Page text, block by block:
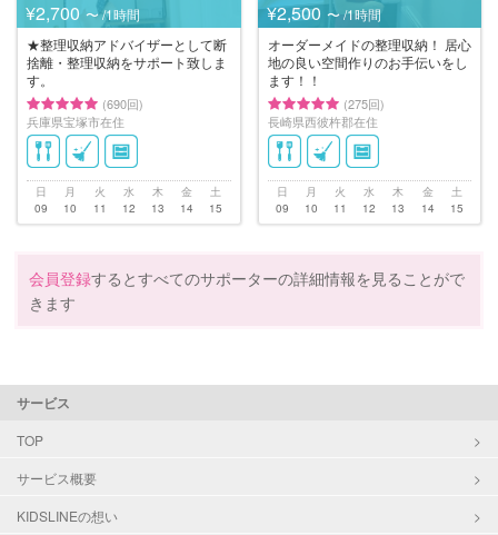
¥2,700 〜 /1時間
★整理収納アドバイザーとして断
捨離・整理収納をサポート致しま
す。
(690回)
兵庫県宝塚市在住
日
09
月
10
火
11
水
12
木
13
金
14
土
15
¥2,500 〜 /1時間
オーダーメイドの整理収納！ 居心
地の良い空間作りのお手伝いをし
ます！！
(275回)
長崎県西彼杵郡在住
日
09
月
10
火
11
水
12
木
13
金
14
土
15
会員登録するとすべてのサポーターの詳細情報を見ることがで
きます
サービス
TOP
サービス概要
KIDSLINEの想い